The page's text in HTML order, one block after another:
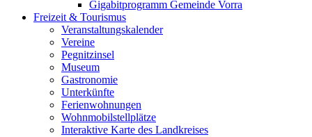
Gigabitprogramm Gemeinde Vorra
Freizeit & Tourismus
Veranstaltungskalender
Vereine
Pegnitzinsel
Museum
Gastronomie
Unterkünfte
Ferienwohnungen
Wohnmobilstellplätze
Interaktive Karte des Landkreises